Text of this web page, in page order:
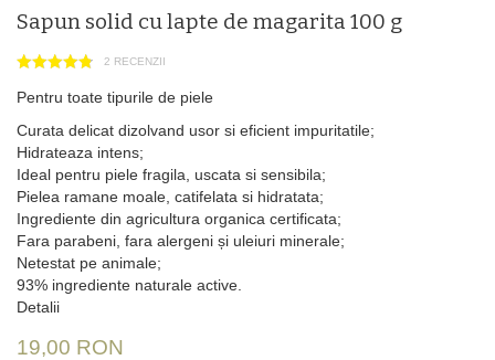
Sapun solid cu lapte de magarita 100 g
2 RECENZII
Pentru toate tipurile de piele
Curata delicat dizolvand usor si eficient impuritatile;
Hidrateaza intens;
Ideal pentru piele fragila, uscata si sensibila;
Pielea ramane moale, catifelata si hidratata;
Ingrediente din agricultura organica certificata;
Fara parabeni, fara alergeni și uleiuri minerale;
Netestat pe animale;
93% ingrediente naturale active.
Detalii
19,00 RON